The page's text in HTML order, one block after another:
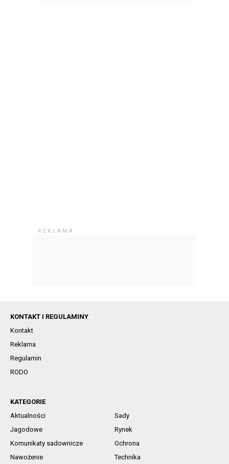
KONTAKT I REGULAMINY
Kontakt
Reklama
Regulamin
RODO
KATEGORIE
Aktualności
Sady
Jagodowe
Rynek
Komunikaty sadownicze
Ochrona
Nawożenie
Technika